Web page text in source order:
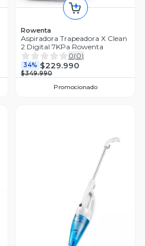
Rowenta
Aspiradora Trapeadora X Clean
2 Digital 7KPa Rowenta
0(0)
34% $229.990
$349.990
Promocionado